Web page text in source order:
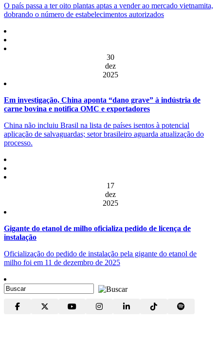
O país passa a ter oito plantas aptas a vender ao mercado vietnamita,
dobrando o número de estabelecimentos autorizados
30
dez
2025
Em investigação, China aponta “dano grave” à indústria de
carne bovina e notifica OMC e exportadores
China não incluiu Brasil na lista de países isentos à potencial
aplicação de salvaguardas; setor brasileiro aguarda atualização do
processo.
17
dez
2025
Gigante do etanol de milho oficializa pedido de licença de
instalação
Oficialização do pedido de instalação pela gigante do etanol de
milho foi em 11 de dezembro de 2025